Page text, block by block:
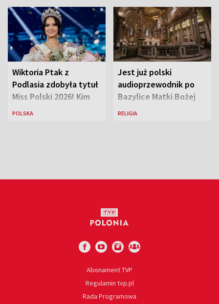
Wiktoria Ptak z
Podlasia zdobyła tytuł
Miss Polski 2026! Kim
jest nowa królowa
POLSKA
Jest już polski
audioprzewodnik po
Bazylice Matki Bożej
Większej w Rzymie
RELIGIA
Abonament TVP
Regulamin tvp.pl
Rada Programowa